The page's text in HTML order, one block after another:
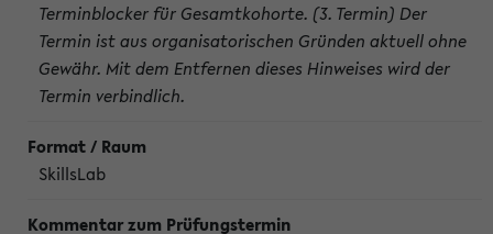
Terminblocker für Gesamtkohorte. (3. Termin) Der
Termin ist aus organisatorischen Gründen aktuell ohne
Gewähr. Mit dem Entfernen dieses Hinweises wird der
Termin verbindlich.
SkillsLab